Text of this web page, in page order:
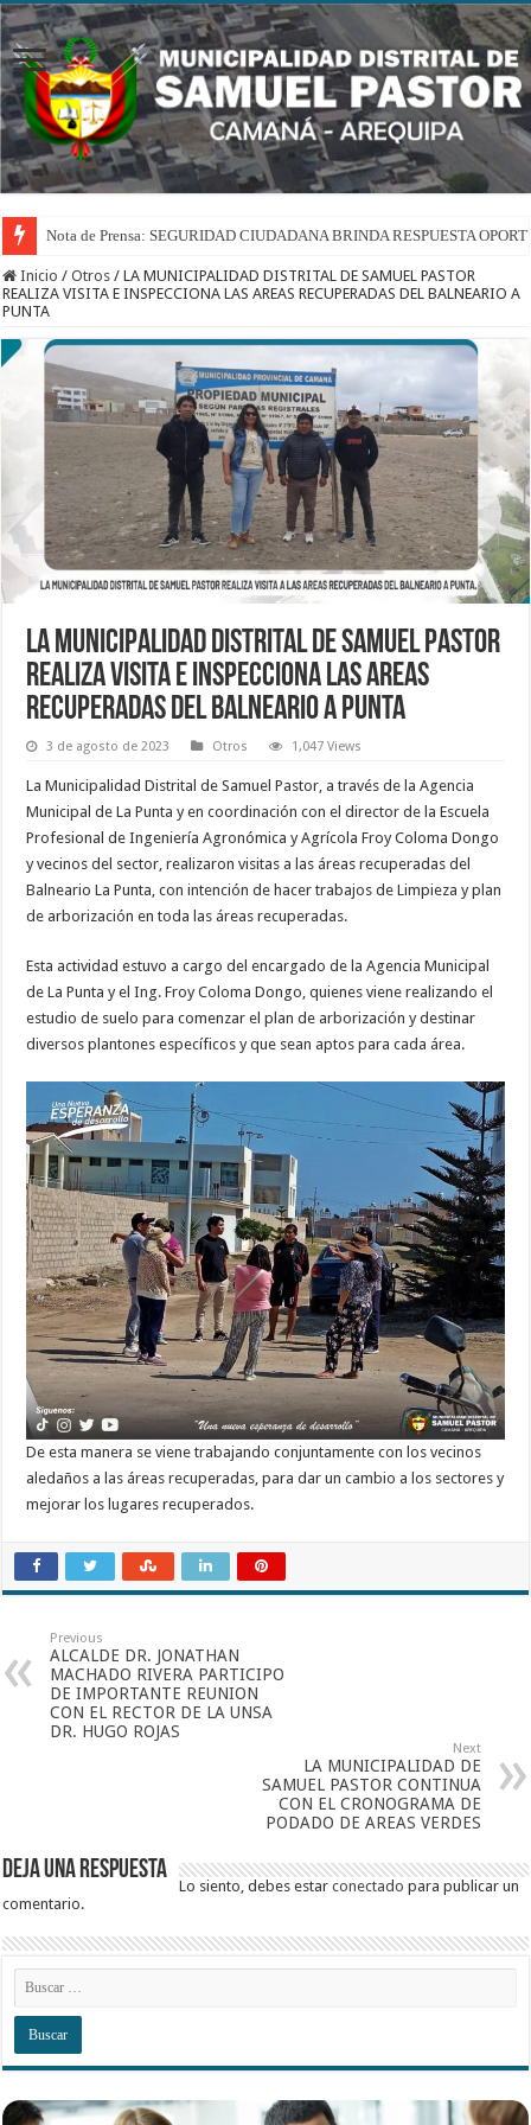
Nota de Prensa: SEGURIDAD CIUDADANA BRINDA RESPUESTA
Inicio / Otros / LA MUNICIPALIDAD DISTRITAL DE SAMUEL PASTOR
REALIZA VISITA E INSPECCIONA LAS AREAS RECUPERADAS DEL BALNEARIO A
PUNTA
LA MUNICIPALIDAD DISTRITAL DE SAMUEL PASTOR
REALIZA VISITA E INSPECCIONA LAS AREAS
RECUPERADAS DEL BALNEARIO A PUNTA
3 de agosto de 2023 Otros 1,047 Views
La Municipalidad Distrital de Samuel Pastor, a través de la Agencia
Municipal de La Punta y en coordinación con el director de la Escuela
Profesional de Ingeniería Agronómica y Agrícola Froy Coloma Dongo
y vecinos del sector, realizaron visitas a las áreas recuperadas del
Balneario La Punta, con intención de hacer trabajos de Limpieza y plan
de arborizaciónen toda las áreas recuperadas.
Esta actividad estuvo a cargo del encargado de la Agencia Municipal
de La Punta y el Ing. Froy Coloma Dongo, quienes viene realizando el
estudio de suelo para comenzar el plan de arborización y destinar
diversos plantones específicos y que sean aptos para cada área.
De esta manera se viene trabajando conjuntamente con los vecinos
aledaños a las áreas recuperadas, para dar un cambio a los sectores y
mejorar los lugares recuperados.
Previous
ALCALDE DR. JONATHAN
MACHADO RIVERA PARTICIPO
DE IMPORTANTE REUNION
CON EL RECTOR DE LA UNSA
DR. HUGO ROJAS
Next
LA MUNICIPALIDAD DE
SAMUEL PASTOR CONTINUA
CON EL CRONOGRAMA DE
PODADO DE AREAS VERDES
Deja una respuesta
Lo siento, debes estarconectado para publicar un
comentario.